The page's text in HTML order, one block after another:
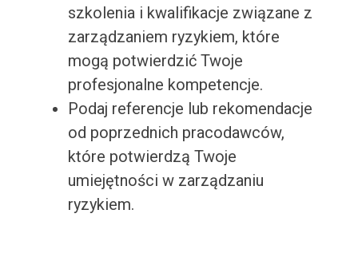
szkolenia i kwalifikacje związane z
zarządzaniem ryzykiem, które
mogą potwierdzić Twoje
profesjonalne kompetencje.
Podaj referencje lub rekomendacje
od poprzednich pracodawców,
które potwierdzą Twoje
umiejętności w zarządzaniu
ryzykiem.